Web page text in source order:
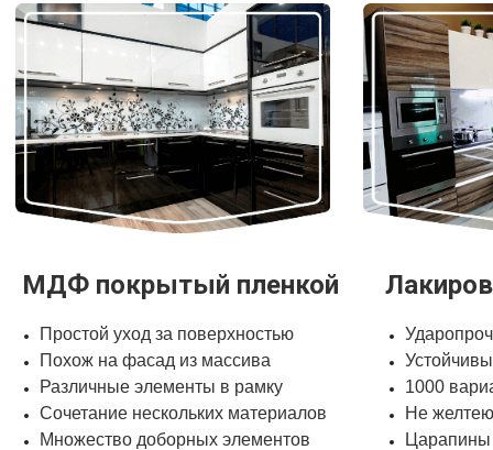
1000
Не
Царапины
Простой уход за поверхностью
Похож на фасад из массива
Различные элементы в рамку
Сочетание нескольких материалов
Множество доборных элементов
МДФ покрытый пленкой